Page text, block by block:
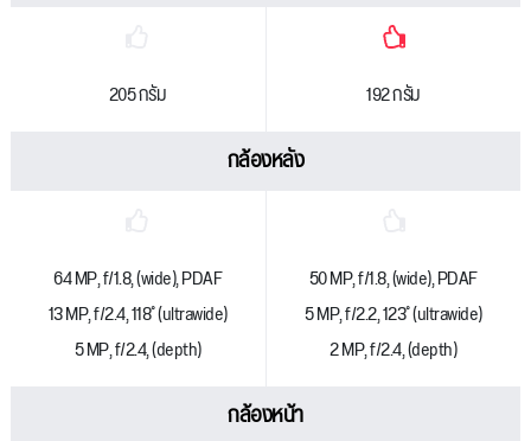
205 กรัม 192 กรัม
กล้องหลัง
64 MP, f/1.8, (wide), PDAF
13 MP, f/2.4, 118˚ (ultrawide)
5 MP, f/2.4, (depth)
50 MP, f/1.8, (wide), PDAF
5 MP, f/2.2, 123˚ (ultrawide)
2 MP, f/2.4, (depth)
กล้องหน้า